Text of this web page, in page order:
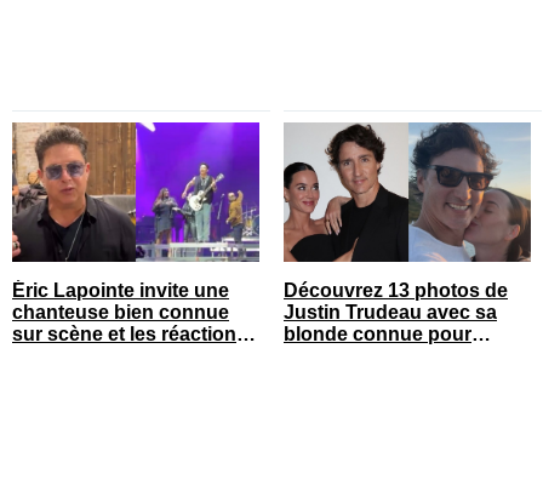
Éric Lapointe invite une
chanteuse bien connue
sur scène et les réactions
Découvrez 13 photos de
Justin Trudeau avec sa
blonde connue pour